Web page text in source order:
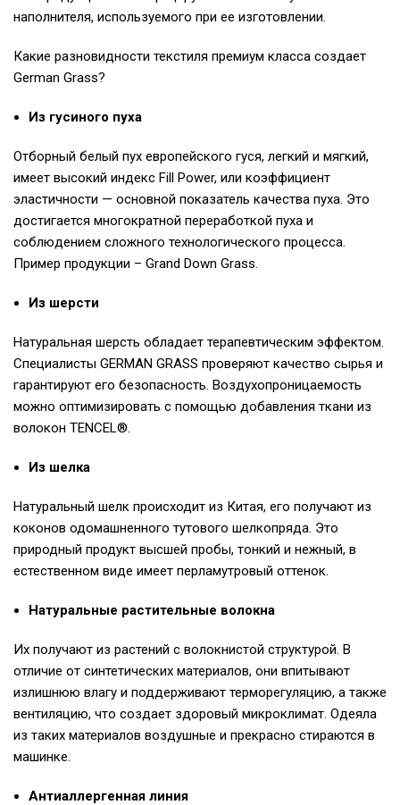
наполнителя, используемого при ее изготовлении.
Какие разновидности текстиля премиум класса создает
German Grass?
Из гусиного пуха
Отборный белый пух европейского гуся, легкий и мягкий,
имеет высокий индекс Fill Power, или коэффициент
эластичности — основной показатель качества пуха. Это
достигается многократной переработкой пуха и
соблюдением сложного технологического процесса.
Пример продукции – Grand Down Grass.
Из шерсти
Натуральная шерсть обладает терапевтическим эффектом.
Специалисты GERMAN GRASS проверяют качество сырья и
гарантируют его безопасность. Воздухопроницаемость
можно оптимизировать с помощью добавления ткани из
волокон TENCEL®.
Из шелка
Натуральный шелк происходит из Китая, его получают из
коконов одомашненного тутового шелкопряда. Это
природный продукт высшей пробы, тонкий и нежный, в
естественном виде имеет перламутровый оттенок.
Натуральные растительные волокна
Их получают из растений с волокнистой структурой. В
отличие от синтетических материалов, они впитывают
излишнюю влагу и поддерживают терморегуляцию, а также
вентиляцию, что создает здоровый микроклимат. Одеяла
из таких материалов воздушные и прекрасно стираются в
машинке.
Антиаллергенная линия